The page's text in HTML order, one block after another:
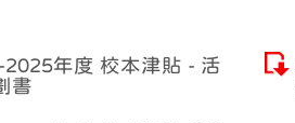
年度 校本津貼 - 活
書